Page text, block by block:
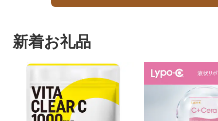
新着お礼品